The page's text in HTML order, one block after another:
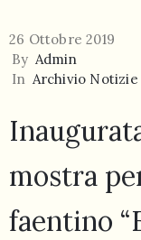
26 Ottobre 2019
By Admin
In Archivio Notizie
mostra
faentino